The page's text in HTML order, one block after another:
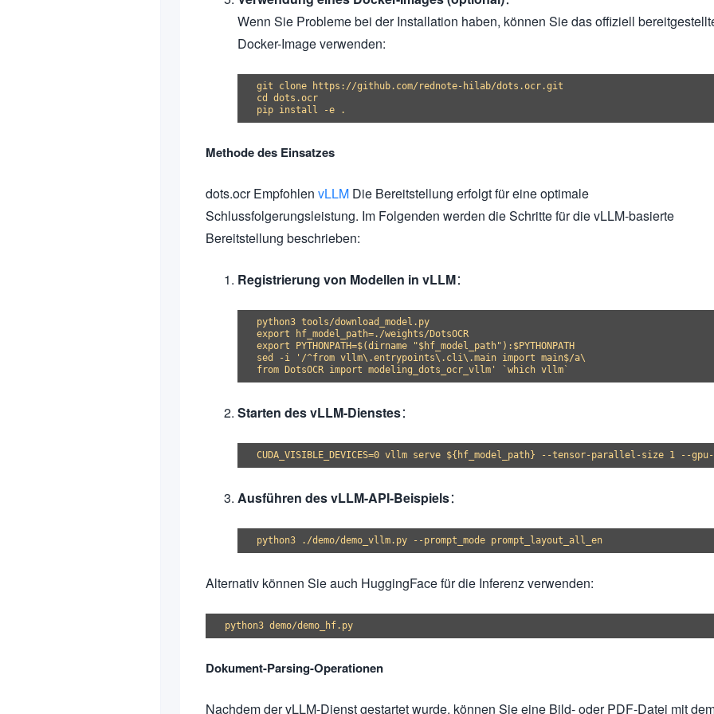
Wenn Sie Probleme bei der Installation haben, können Sie das offiziell
Docker-Image verwenden:
git clone https://github.com/rednote-hilab/dots.ocr.git
cd dots.ocr
Methode des Einsatzes
dots.ocr Empfohlen vLLM Die Bereitstellung erfolgt für eine optimale
Schlussfolgerungsleistung. Im Folgenden werden die Schritte für die vLLM-basierte
Bereitstellung beschrieben:
Registrierung von Modellen in vLLM：
python3 tools/download_model.py
export hf_model_path=./weights/DotsOCR
export PYTHONPATH=$(dirname "$hf_model_path"):$PYTHONPATH
sed -i '/^from vllm\.entrypoints\.cli\.main import main$/a\
Starten des vLLM-Dienstes：
Ausführen des vLLM-API-Beispiels：
Alternativ können Sie auch HuggingFace für die Inferenz verwenden:
Dokument-Parsing-Operationen
Nachdem der vLLM-Dienst gestartet wurde, können Sie eine Bild- oder PDF-Datei mit